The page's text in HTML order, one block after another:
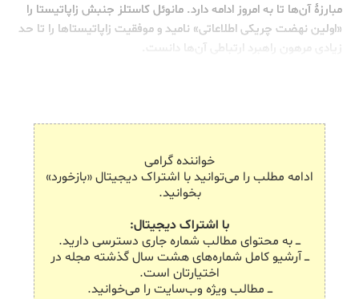
مبارزۀ آن‌ها تا به امروز ادامه دارد. مانوئل کاستلز جنبش زاپاتیستا را
«اولین نهضت چریکی اطلاعاتی» نامید و موفقیت زاپاتیستاها را تا حد
زیادی مرهون راهبرد ارتباطی آن‌ها دانست.
خواننده گرامی
ادامه مطلب را می‌توانید با اشتراک دیجیتال «بازخورد»
بخوانید.
با اشتراک دیجیتال:
ـــ به محتوای مطالب شماره جاری دسترسی دارید.
ـــ آرشیو کامل شماره‌های هشت سال گذشته مجله در
اختیارتان است.
ـــ مطالب ویژه وب‌سایت را می‌خوانید.